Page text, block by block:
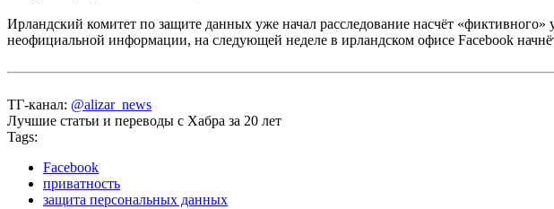
Ирландский комитет по защите данных уже начал расследование насчёт
неофициальной информации, на следующей неделе в ирландском офисе Facebook
ТГ-канал: @alizar_news
Лучшие статьи и переводы с Хабра за 20 лет
Tags:
Facebook
приватность
защита персональных данных